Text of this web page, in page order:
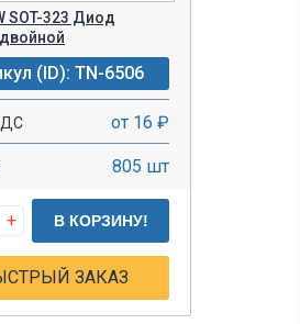
SOT-323 Диод
(ID): TN-6506
от 16 ₽
805 шт
+ В КОРЗИНУ!
ЗАКАЗ